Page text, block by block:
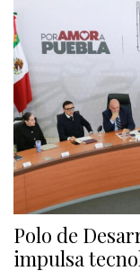
Polo de
impulsa